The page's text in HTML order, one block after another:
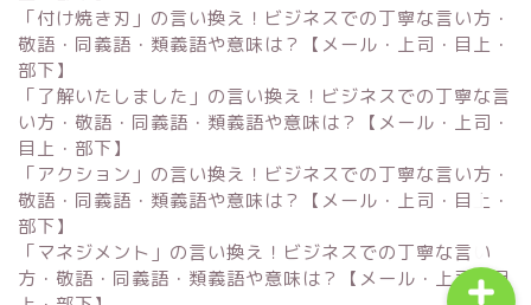
「付け焼き刃」の言い換え！ビジネスでの丁寧な言い方・
敬語・同義語・類義語や意味は？【メール・上司・目上・
部下】
「了解いたしました」の言い換え！ビジネスでの丁寧な言
い方・敬語・同義語・類義語や意味は？【メール・上司・
目上・部下】
「アクション」の言い換え！ビジネスでの丁寧な言い方・
敬語・同義語・類義語や意味は？【メール・上司・目上・
部下】
「マネジメント」の言い換え！ビジネスでの丁寧な言い
方・敬語・同義語・類義語や意味は？【メール・上司・目
Excel
単位変換・換算
科学・計算関連